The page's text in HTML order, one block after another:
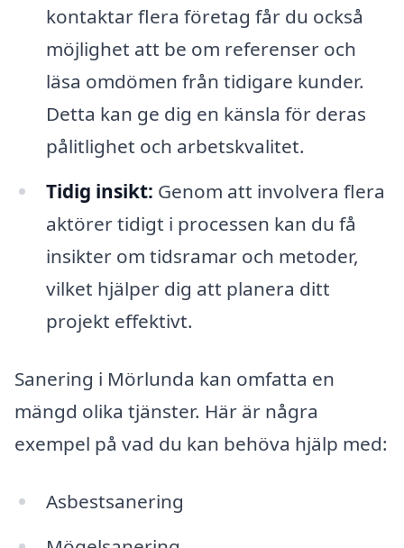
kontaktar flera företag får du också
möjlighet att be om referenser och
läsa omdömen från tidigare kunder.
Detta kan ge dig en känsla för deras
pålitlighet och arbetskvalitet.
Tidig insikt: Genom att involvera flera
aktörer tidigt i processen kan du få
insikter om tidsramar och metoder,
vilket hjälper dig att planera ditt
projekt effektivt.
Sanering i Mörlunda kan omfatta en
mängd olika tjänster. Här är några
exempel på vad du kan behöva hjälp med:
Asbestsanering